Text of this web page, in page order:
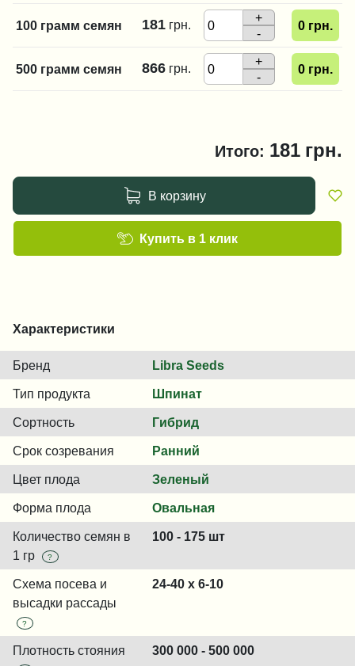
100 грамм семян 181 грн.
+
-
0 грн.
500 грамм семян 866 грн.
+
-
0 грн.
Итого: 181 грн.
В корзину
Купить в 1 клик
Характеристики
Бренд Libra Seeds
Тип продукта Шпинат
Сортность Гибрид
Срок созревания Ранний
Цвет плода Зеленый
Форма плода Овальная
Количество семян в
1 гр
?
100 - 175 шт
Схема посева и
высадки рассады
?
24-40 x 6-10
Плотность стояния 300 000 - 500 000